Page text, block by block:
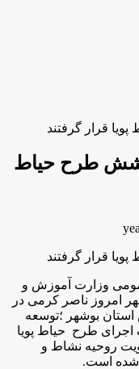
طرح حیاط
وزارت آموزش و
امروز ناصر کرمی در
استان بوشهر ؛توسعه
طرح حیاط پویا
روحیه نشاط و
شده است.